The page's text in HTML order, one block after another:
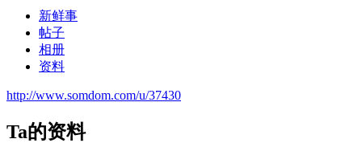
新鲜事
帖子
相册
资料
http://www.somdom.com/u/37430
Ta的资料